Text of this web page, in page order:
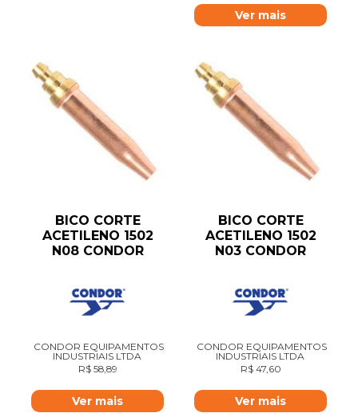
Ver mais
BICO CORTE
ACETILENO 1502
N08 CONDOR
CONDOR EQUIPAMENTOS
INDUSTRIAIS LTDA
R$58,89
Ver mais
BICO CORTE
ACETILENO 1502
N03 CONDOR
CONDOR EQUIPAMENTOS
INDUSTRIAIS LTDA
R$47,60
Ver mais